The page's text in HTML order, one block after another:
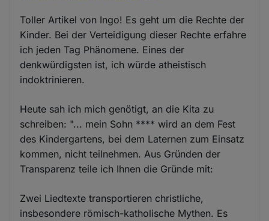
Toller Artikel von Ingo! Es geht um die Rechte der
Kinder. Bei der Verteidigung dieser Rechte erfahre
ich jeden Tag Phänomene. Eines der
denkwürdigsten ist, ich würde atheistisch
indoktrinieren.
Heute sah ich mich genötigt, an die Kita zu
schreiben: "... mein Sohn **** wird an dem Fest
des Kindergartens, bei dem Laternen zum Einsatz
kommen, nicht teilnehmen. Aus Gründen der
Transparenz teile ich Ihnen die Gründe mit:
Zwei Liedtexte transportieren christliche,
insbesondere römisch-katholische Mythen. Es